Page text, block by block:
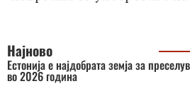
Најново
Естонија е најдобрата земја за
во 2026 година